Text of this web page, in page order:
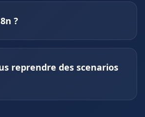
?
reprendre des scenarios